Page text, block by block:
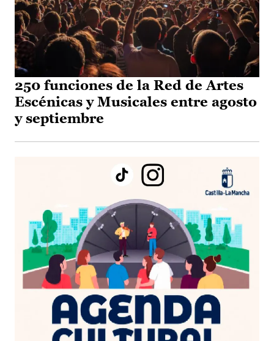
250 funciones de la Red de Artes
Escénicas y Musicales entre agosto
y septiembre